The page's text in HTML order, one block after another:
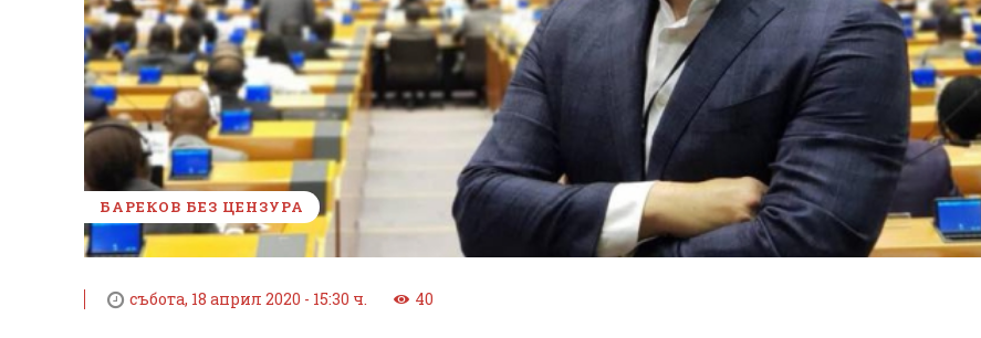
БАРЕКОВ БЕЗ ЦЕНЗУРА
събота, 18 април 2020 - 15:30 ч. 40